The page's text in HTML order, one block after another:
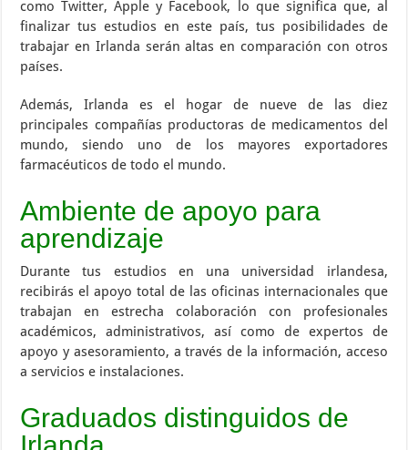
como Twitter, Apple y Facebook, lo que significa que, al
finalizar tus estudios en este país, tus posibilidades de
trabajar en Irlanda serán altas en comparación con otros
países.
Además, Irlanda es el hogar de nueve de las diez
principales compañías productoras de medicamentos del
mundo, siendo uno de los mayores exportadores
farmacéuticos de todo el mundo.
Ambiente de apoyo para
aprendizaje
Durante tus estudios en una universidad irlandesa,
recibirás el apoyo total de las oficinas internacionales que
trabajan en estrecha colaboración con profesionales
académicos, administrativos, así como de expertos de
apoyo y asesoramiento, a través de la información, acceso
a servicios e instalaciones.
Graduados distinguidos de